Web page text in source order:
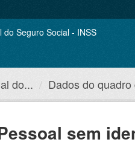
do... Dados do
sem